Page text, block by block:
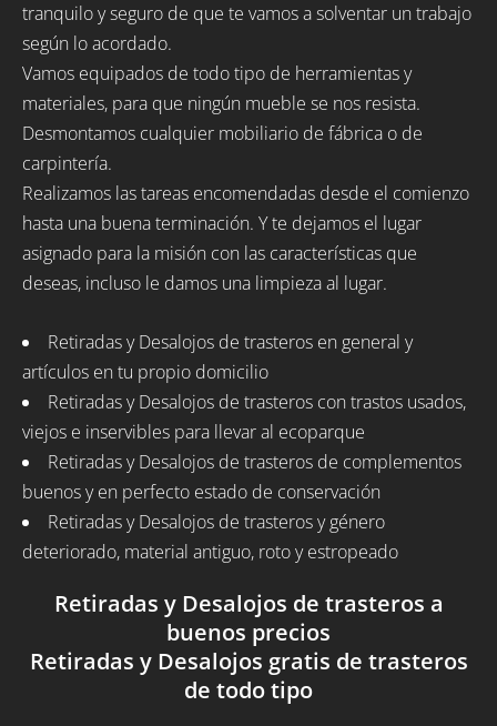
tranquilo y seguro de que te vamos a solventar un trabajo
según lo acordado.
Vamos equipados de todo tipo de herramientas y
materiales, para que ningún mueble se nos resista.
Desmontamos cualquier mobiliario de fábrica o de
carpintería.
Realizamos las tareas encomendadas desde el comienzo
hasta una buena terminación. Y te dejamos el lugar
asignado para la misión con las características que
deseas, incluso le damos una limpieza al lugar.
Retiradas y Desalojos de trasteros en general y
artículos en tu propio domicilio
Retiradas y Desalojos de trasteros con trastos usados,
viejos e inservibles para llevar al ecoparque
Retiradas y Desalojos de trasteros de complementos
buenos y en perfecto estado de conservación
Retiradas y Desalojos de trasteros y género
deteriorado, material antiguo, roto y estropeado
Retiradas y Desalojos de trasteros a
buenos precios
Retiradas y Desalojos gratis de trasteros
de todo tipo